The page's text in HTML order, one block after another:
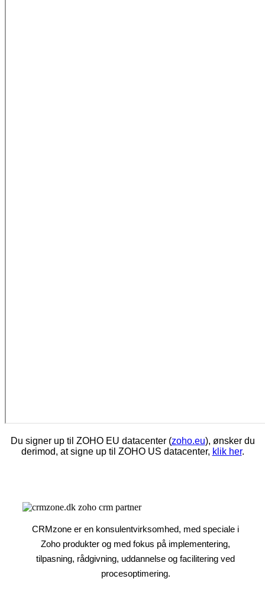
Du signer up til ZOHO EU datacenter (zoho.eu), ønsker du
derimod, at signe up til ZOHO US datacenter, klik her.
CRMzone er en konsulentvirksomhed, med speciale i
Zoho produkter og med fokus på implementering,
tilpasning, rådgivning, uddannelse og facilitering ved
procesoptimering.​​